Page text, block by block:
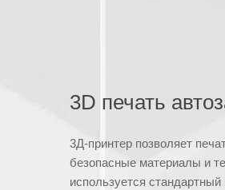
3D печать
3Д-принтер позволяет
безопасные материалы и
используется